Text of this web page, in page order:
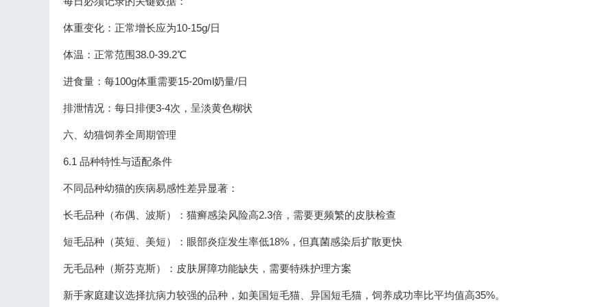
体重变化：正常增长应为10-15g/日
体温：正常范围38.0-39.2℃
进食量：每100g体重需要15-20ml奶量/日
排泄情况：每日排便3-4次，呈淡黄色糊状
六、幼猫饲养全周期管理
6.1 品种特性与适配条件
不同品种幼猫的疾病易感性差异显著：
长毛品种（布偶、波斯）：猫癣感染风险高2.3倍，需要更频繁的皮肤检查
短毛品种（英短、美短）：眼部炎症发生率低18%，但真菌感染后扩散更快
无毛品种（斯芬克斯）：皮肤屏障功能缺失，需要特殊护理方案
新手家庭建议选择抗病力较强的品种，如美国短毛猫、异国短毛猫，饲养成功率比平均值高35%。